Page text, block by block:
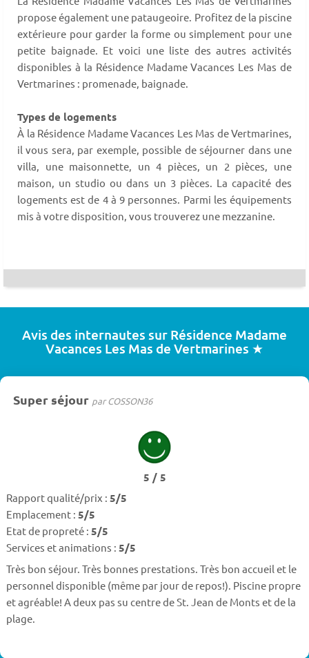
propose également une pataugeoire. Profitez de la piscine
extérieure pour garder la forme ou simplement pour une
petite baignade. Et voici une liste des autres activités
disponibles à la Résidence Madame Vacances Les Mas de
Vertmarines : promenade, baignade.
Types de logements
À la Résidence Madame Vacances Les Mas de Vertmarines,
il vous sera, par exemple, possible de séjourner dans une
villa, une maisonnette, un 4 pièces, un 2 pièces, une
maison, un studio ou dans un 3 pièces. La capacité des
logements est de 4 à 9 personnes. Parmi les équipements
mis à votre disposition, vous trouverez une mezzanine.
Avis des internautes sur Résidence Madame
Vacances Les Mas de Vertmarines ★
Super séjour par COSSON36
5 / 5
Rapport qualité/prix : 5/5
Emplacement : 5/5
Etat de propreté : 5/5
Services et animations : 5/5
Très bon séjour. Très bonnes prestations. Très bon accueil et le
personnel disponible (même par jour de repos!). Piscine propre
et agréable! A deux pas su centre de St. Jean de Monts et de la
plage.